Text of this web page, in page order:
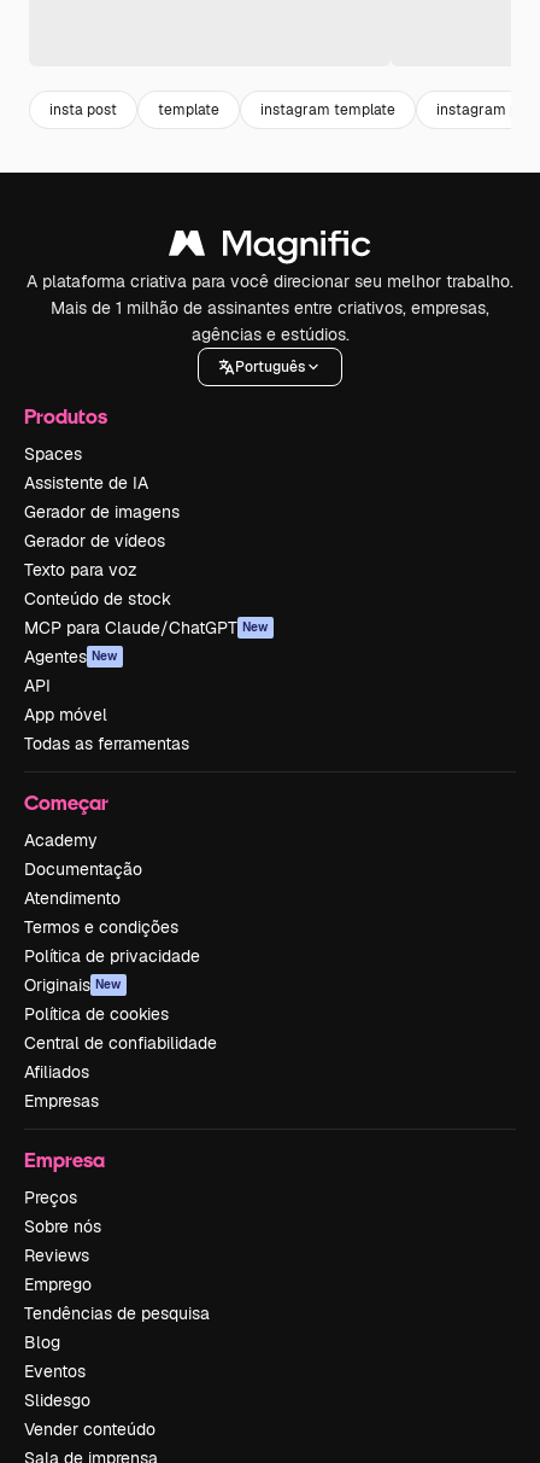
insta post template instagram template instagram post
A plataforma criativa para você direcionar seu melhor trabalho.
Mais de 1 milhão de assinantes entre criativos, empresas,
agências e estúdios.
Português
Produtos
Spaces
Assistente de IA
Gerador de imagens
Gerador de vídeos
Texto para voz
Conteúdo de stock
MCP para Claude/ChatGPT New
Agentes New
API
App móvel
Todas as ferramentas
Começar
Academy
Documentação
Atendimento
Termos e condições
Política de privacidade
Originais New
Política de cookies
Central de confiabilidade
Afiliados
Empresas
Empresa
Preços
Sobre nós
Reviews
Emprego
Tendências de pesquisa
Blog
Eventos
Slidesgo
Vender conteúdo
Sala de imprensa